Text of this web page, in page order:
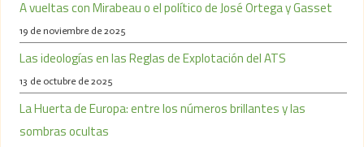
A vueltas con Mirabeau o el político de José Ortega y Gasset
19 de noviembre de 2025
Las ideologías en las Reglas de Explotación del ATS
13 de octubre de 2025
La Huerta de Europa: entre los números brillantes y las
sombras ocultas